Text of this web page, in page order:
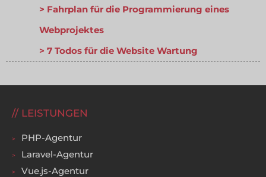
Fahrplan für die Programmierung eines
Webprojektes
7 Todos für die Website Wartung
LEISTUNGEN
PHP-Agentur
Laravel-Agentur
Vue.js-Agentur